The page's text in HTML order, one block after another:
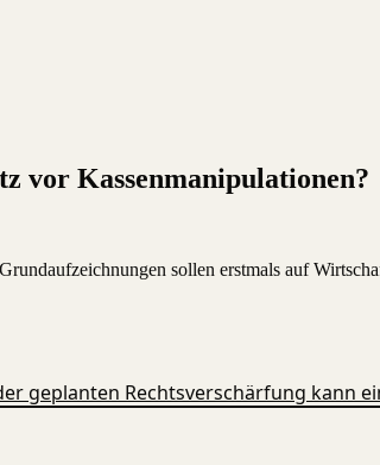
vor Kassenmanipulationen?
sollen erstmals auf
geplanten Rechtsverschärfung kann